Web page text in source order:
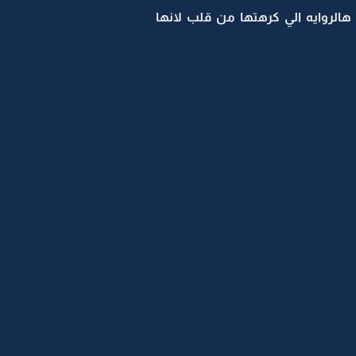
الي كرهتها من قلب لانها